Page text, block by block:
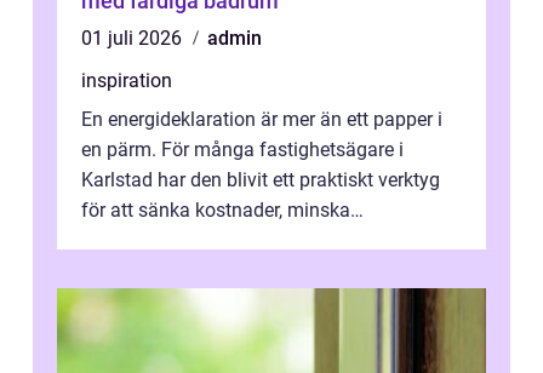
01 juli 2026
admin
inspiration
En energideklaration är mer än ett papper i
en pärm. För många fastighetsägare i
Karlstad har den blivit ett praktiskt verktyg
för att sänka kostnader, minska